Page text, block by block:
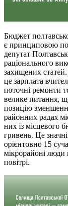
Бюджет
є принциповою
депутат
раціонального
захищених
це зарплата
поточні ремонти
велике питання,
позицію
районних радах
них із місцевого
гривень. Це
орієнтовно 15
мікрорайоні люди
повітрі.